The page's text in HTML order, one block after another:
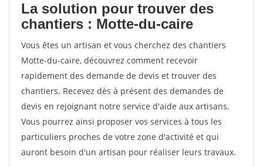
La solution pour trouver des
chantiers : Motte-du-caire
Vous êtes un artisan et vous cherchez des chantiers
Motte-du-caire, découvrez comment recevoir
rapidement des demande de devis et trouver des
chantiers. Recevez dès à présent des demandes de
devis en rejoignant notre service d'aide aux artisans.
Vous pourrez ainsi proposer vos services à tous les
particuliers proches de votre zone d'activité et qui
auront besoin d'un artisan pour réaliser leurs travaux.